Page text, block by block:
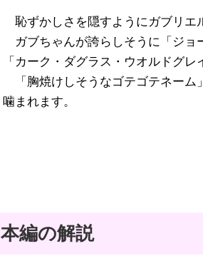
恥ずかしさを隠すようにガブリエ
ガブちゃんが誇らしそうに「ジョ
「カーク・ダグラス・ウオルドグ
「胸焼けしそうなゴテゴテネーム
噛まれます。
本編の解説